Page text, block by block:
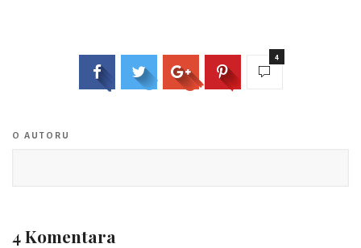
4
O AUTORU
4 Komentara